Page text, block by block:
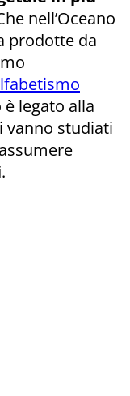
nell’Oceano
prodotte da
legato alla
vanno studiati
.